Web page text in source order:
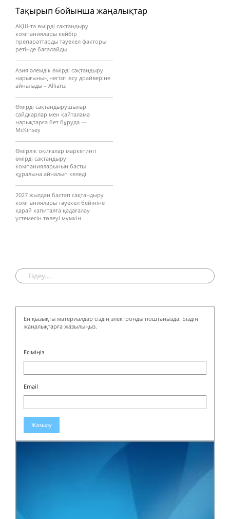
Тақырып бойынша жаңалықтар
АҚШ-та өмірді сақтандыру
компаниялары кейбір
препараттарды тәуекел факторы
ретінде бағалайды
Азия әлемдік өмірді сақтандыру
нарығының негізгі өсу драйверіне
айналады – Allianz
Өмірді сақтандырушылар
сайдкарлар мен қайталама
нарықтарға бет бұруда —
McKinsey
Өмірлік оқиғалар маркетингі
өмірді сақтандыру
компанияларының басты
құралына айналып келеді
2027 жылдан бастап сақтандыру
компаниялары тәуекел бейініне
қарай капиталға қадағалау
үстемесін төлеуі мүмкін
Ең қызықты материалдар сіздің электронды поштаңызда. Біздің
жаңалықтарға жазылыңыз.
Есіміңіз
Email
Жазылу